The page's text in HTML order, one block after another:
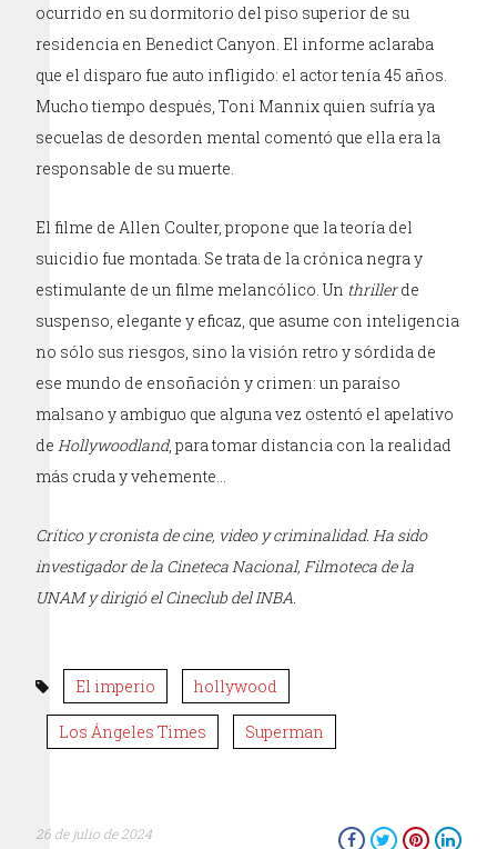
ocurrido en su dormitorio del piso superior de su
residencia en Benedict Canyon. El informe aclaraba
que el disparo fue auto infligido: el actor tenía 45 años.
Mucho tiempo después, Toni Mannix quien sufría ya
secuelas de desorden mental comentó que ella era la
responsable de su muerte.
El filme de Allen Coulter, propone que la teoría del
suicidio fue montada. Se trata de la crónica negra y
estimulante de un filme melancólico. Un thrillerde
suspenso, elegante y eficaz, que asume con inteligencia
no sólo sus riesgos, sino la visión retro y sórdida de
ese mundo de ensoñación y crimen: un paraíso
malsano y ambiguo que alguna vez ostentó el apelativo
deHollywoodland, para tomar distancia con la realidad
más cruda y vehemente…
Crítico y cronista de cine, video y criminalidad. Ha sido
investigador de la Cineteca Nacional, Filmoteca de la
UNAM y dirigió el Cineclub del INBA.
El imperio hollywood
Los Ángeles Times Superman
26 de julio de 2024